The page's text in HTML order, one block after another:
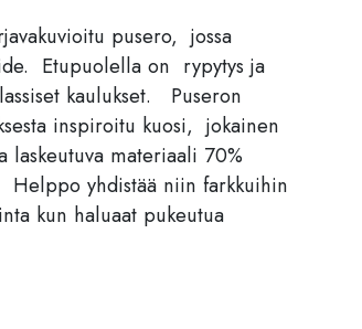
pusero, jossa
Etupuolella on rypytys ja
kaulukset. Puseron
inspiroitu kuosi, jokainen
laskeutuva materiaali 70%
yhdistää niin farkkuihin
kun haluaat pukeutua